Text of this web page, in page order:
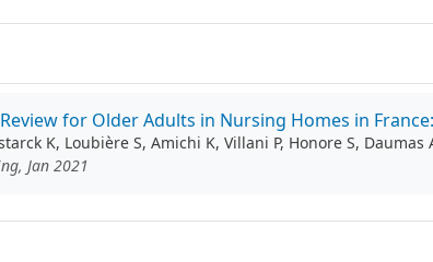
for Older Adults in Nursing Homes in
K, Loubière S, Amichi K, Villani P, Honore S, Daumas
Jan 2021